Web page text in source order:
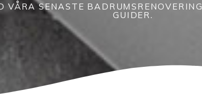
VÅRA SENASTE
GUIDER.